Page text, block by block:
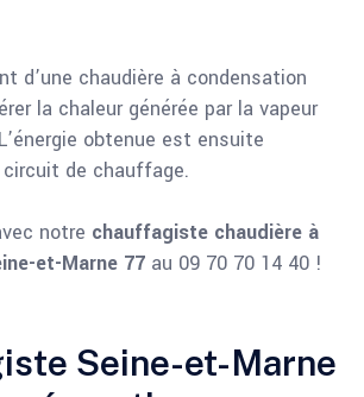
d’une chaudière à condensation
la chaleur générée par la vapeur
obtenue est ensuite
circuit de chauffage.
notre chauffagiste chaudière à
et-Marne 77 au 09 70 70 14 40 !
Seine-et-Marne